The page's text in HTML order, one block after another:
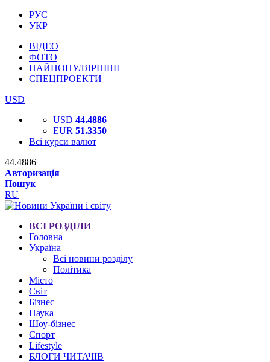
РУС
УКР
ВІДЕО
ФОТО
НАЙПОПУЛЯРНІШІ
СПЕЦПРОЕКТИ
USD
USD 44.4886
EUR 51.3350
Всі курси валют
44.4886
Авторизація
Пошук
RU
ВСІ РОЗДІЛИ
Головна
Україна
Всі новини розділу
Політика
Місто
Світ
Бізнес
Наука
Шоу-бізнес
Спорт
Lifestyle
БЛОГИ ЧИТАЧІВ